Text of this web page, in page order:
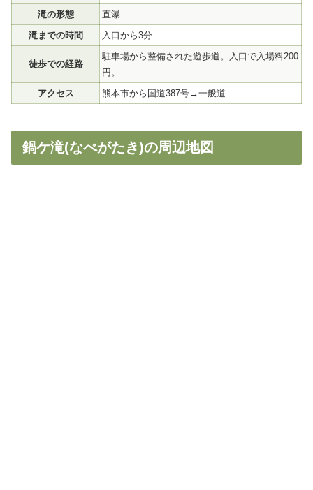
滝の形態
直瀑
滝までの時間
入口から3分
徒歩での経路
駐車場から整備された遊歩道。入口で入場料200
円。
アクセス
熊本市から国道387号→一般道
鍋ケ滝(なべがたき)の周辺地図